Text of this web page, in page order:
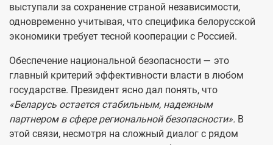
выступали за сохранение страной независимости,
одновременно учитывая, что специфика белорусской
экономики требует тесной кооперации с Россией.
Обеспечение национальной безопасности — это
главный критерий эффективности власти в любом
государстве. Президент ясно дал понять, что
«Беларусь остается стабильным, надежным
партнером в сфере региональной безопасности». В
этой связи, несмотря на сложный диалог с рядом